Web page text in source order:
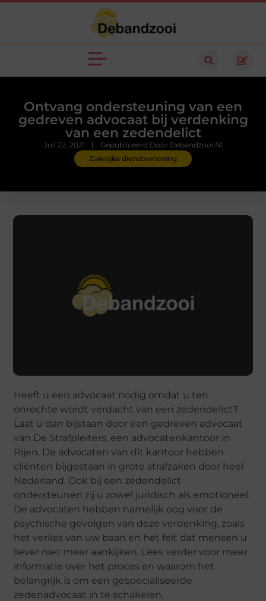
Ontvang ondersteuning van een
gedreven advocaat bij verdenking
van een zedendelict
Zakelijke dienstverlening
Juli 22, 2021 Gepubliceerd Door Debandzooi.nl
Heeft u een advocaat nodig omdat u ten
onrechte wordt verdacht van een zedendelict?
Laat u dan bijstaan door een gedreven advocaat
van De Strafpleiters, een advocatenkantoor in
Rijen. De advocaten van dit kantoor hebben
cliënten bijgestaan in grote strafzaken door heel
Nederland. Ook bij een zedendelict
ondersteunen zij u zowel juridisch als emotioneel.
De advocaten hebben namelijk oog voor de
psychische gevolgen van deze verdenking, zoals
het verlies van uw baan en het feit dat mensen u
liever niet meer aankijken. Lees verder voor meer
informatie over het proces en waarom het
belangrijk is om een gespecialiseerde
zedenadvocaat in te schakelen.